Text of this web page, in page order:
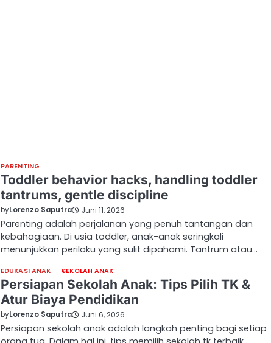
PARENTING
Toddler behavior hacks, handling toddler
tantrums, gentle discipline
byLorenzo Saputra Juni 11, 2026
Parenting adalah perjalanan yang penuh tantangan dan
kebahagiaan. Di usia toddler, anak-anak seringkali
menunjukkan perilaku yang sulit dipahami. Tantrum atau…
EDUKASI ANAK SEKOLAH ANAK
Persiapan Sekolah Anak: Tips Pilih TK &
Atur Biaya Pendidikan
byLorenzo Saputra Juni 6, 2026
Persiapan sekolah anak adalah langkah penting bagi setiap